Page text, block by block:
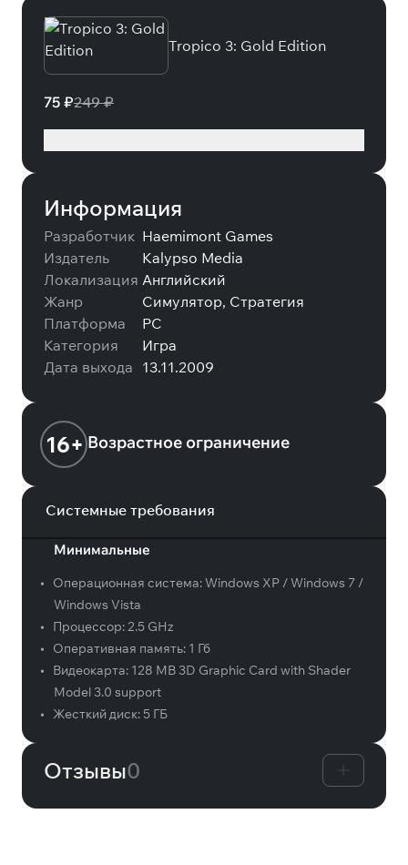
Tropico 3: Gold Edition
75 ₽249 ₽
Информация
Разработчик Haemimont Games
Издатель
Kalypso Media
Локализация Английский
Жанр
Симулятор, Стратегия
Платформа
PC
Категория
Игра
Дата выхода 13.11.2009
16+ Возрастное ограничение
Системные требования
Минимальные
• Операционная система:Windows XP / Windows 7 /
Windows Vista
•
Процессор:2.5 GHz
•
Оперативная память: 1 Гб
•
Видеокарта: 128 MB 3D Graphic Card with Shader
Model 3.0 support
•
Жесткий диск: 5 ГБ
Отзывы0